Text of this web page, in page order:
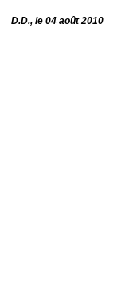
D.D., le 04 août 2010